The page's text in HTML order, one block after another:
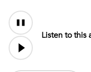
Audio
Content
Listen to this